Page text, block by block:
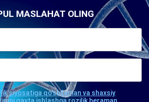
MASLAHAT OLING
siyosatiga qo'shilaman va shaxsiy